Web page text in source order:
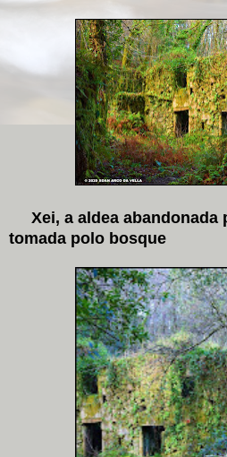
Xei, a aldea abandonada
tomada polo bosque